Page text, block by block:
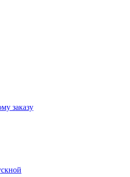
заказу